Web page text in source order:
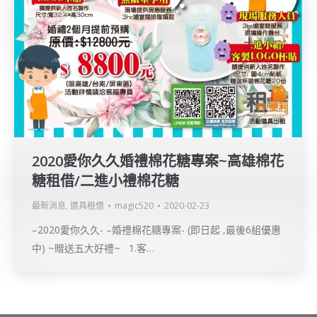
2020愛你久久婚禮棉花糖專案~高雄棉花
糖租借/二進小禮棉花糖
最新消息, 道具租借 magic520 2020-02-23
–2020愛你久久- –婚禮棉花糖專案- (即日起 ,最後6組優惠
中) ~贈送五大好禮~ 1.客…